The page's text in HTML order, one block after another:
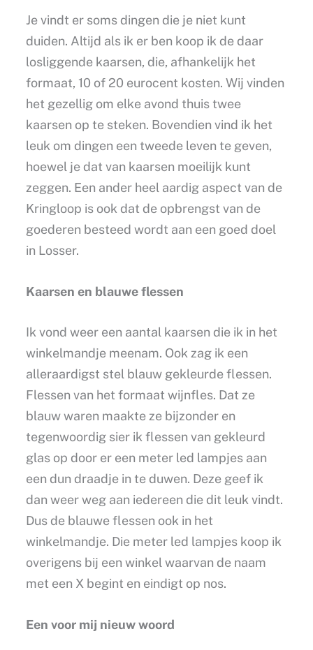
Je vindt er soms dingen die je niet kunt
duiden. Altijd als ik er ben koop ik de daar
losliggende kaarsen, die, afhankelijk het
formaat, 10 of 20 eurocent kosten. Wij vinden
het gezellig om elke avond thuis twee
kaarsen op te steken. Bovendien vind ik het
leuk om dingen een tweede leven te geven,
hoewel je dat van kaarsen moeilijk kunt
zeggen. Een ander heel aardig aspect van de
Kringloop is ook dat de opbrengst van de
goederen besteed wordt aan een goed doel
in Losser.
Kaarsen en blauwe flessen
Ik vond weer een aantal kaarsen die ik in het
winkelmandje meenam. Ook zag ik een
alleraardigst stel blauw gekleurde flessen.
Flessen van het formaat wijnfles. Dat ze
blauw waren maakte ze bijzonder en
tegenwoordig sier ik flessen van gekleurd
glas op door er een meter led lampjes aan
een dun draadje in te duwen. Deze geef ik
dan weer weg aan iedereen die dit leuk vindt.
Dus de blauwe flessen ook in het
winkelmandje. Die meter led lampjes koop ik
overigens bij een winkel waarvan de naam
met een X begint en eindigt op nos.
Een voor mij nieuw woord